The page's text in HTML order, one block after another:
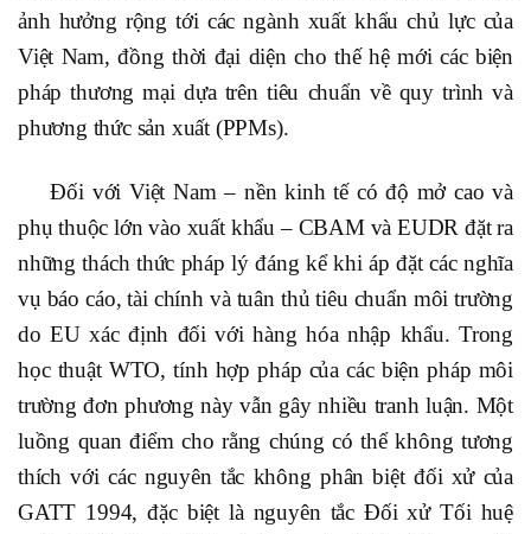
ảnh hưởng rộng tới các ngành xuất khẩu chủ lực của
Việt Nam, đồng thời đại diện cho thế hệ mới các biện
pháp thương mại dựa trên tiêu chuẩn về quy trình và
phương thức sản xuất (PPMs).
Đối với Việt Nam – nền kinh tế có độ mở cao và
phụ thuộc lớn vào xuất khẩu – CBAM và EUDR đặt ra
những thách thức pháp lý đáng kể khi áp đặt các nghĩa
vụ báo cáo, tài chính và tuân thủ tiêu chuẩn môi trường
do EU xác định đối với hàng hóa nhập khẩu. Trong
học thuật WTO, tính hợp pháp của các biện pháp môi
trường đơn phương này vẫn gây nhiều tranh luận. Một
luồng quan điểm cho rằng chúng có thể không tương
thích với các nguyên tắc không phân biệt đối xử của
GATT 1994, đặc biệt là nguyên tắc Đối xử Tối huệ